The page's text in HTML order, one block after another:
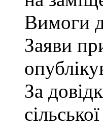
Вимоги
Заяви
За